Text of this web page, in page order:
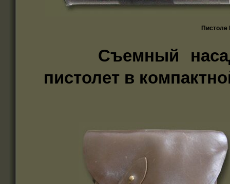
Пистоле
Съемный
пистолет в